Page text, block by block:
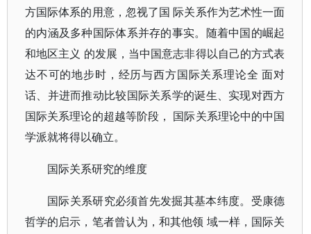
方国际体系的用意，忽视了国 际关系作为艺术性一面
的内涵及多种国际体系并存的事实。随着中国的崛起
和地区主义 的发展，当中国意志非得以自己的方式表
达不可的地步时，经历与西方国际关系理论全 面对
话、并进而推动比较国际关系学的诞生、实现对西方
国际关系理论的超越等阶段， 国际关系理论中的中国
学派就将得以确立。
国际关系研究的维度
国际关系研究必须首先发掘其基本纬度。受康德
哲学的启示，笔者曾认为，和其他领 域一样，国际关